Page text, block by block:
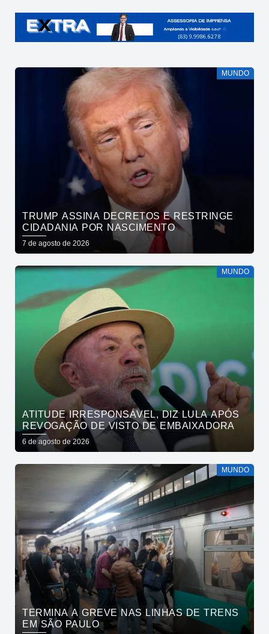
MUNDO
TRUMP ASSINA DECRETOS E RESTRINGE
CIDADANIA POR NASCIMENTO
7 de agosto de 2026
MUNDO
ATITUDE IRRESPONSÁVEL, DIZ LULA APÓS
REVOGAÇÃO DE VISTO DE EMBAIXADORA
6 de agosto de 2026
MUNDO
TERMINA A GREVE NAS LINHAS DE TRENS
EM SÃO PAULO